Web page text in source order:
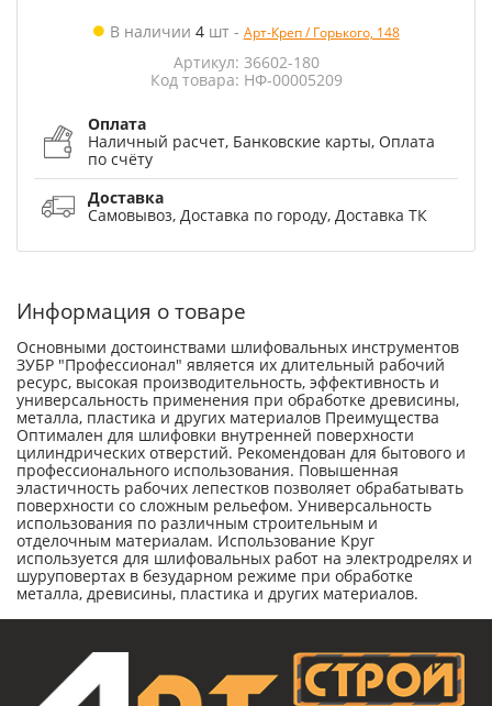
В наличии 4шт- Арт-Креп / Горького, 148
Артикул: 36602-180
Код товара: НФ-00005209
Оплата
Наличный расчет, Банковские карты, Оплата
по счёту
Доставка
Самовывоз, Доставка по городу, Доставка ТК
Информация о товаре
Основными достоинствами шлифовальных инструментов
ЗУБР ″Профессионал″ является их длительный рабочий
ресурс, высокая производительность, эффективность и
универсальность применения при обработке древисины,
металла, пластика и других материалов Преимущества
Оптимален для шлифовки внутренней поверхности
цилиндрических отверстий. Рекомендован для бытового и
профессионального использования. Повышенная
эластичность рабочих лепестков позволяет обрабатывать
поверхности со сложным рельефом. Универсальность
использования по различным строительным и
отделочным материалам. Использование Круг
используется для шлифовальных работ на электродрелях и
шуруповертах в безударном режиме при обработке
металла, древисины, пластика и других материалов.